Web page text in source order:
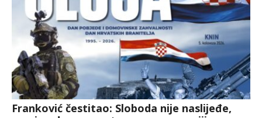
Franković čestitao: Sloboda nije naslijeđe,